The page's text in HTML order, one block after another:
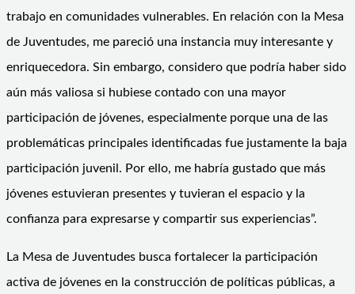
trabajo en comunidades vulnerables. En relación con la Mesa
de Juventudes, me pareció una instancia muy interesante y
enriquecedora. Sin embargo, considero que podría haber sido
aún más valiosa si hubiese contado con una mayor
participación de jóvenes, especialmente porque una de las
problemáticas principales identificadas fue justamente la baja
participación juvenil. Por ello, me habría gustado que más
jóvenes estuvieran presentes y tuvieran el espacio y la
confianza para expresarse y compartir sus experiencias”.
La Mesa de Juventudes busca fortalecer la participación
activa de jóvenes en la construcción de políticas públicas, a